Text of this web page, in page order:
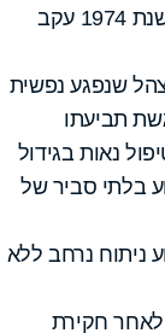
שהוכר כמי שעשה שימוש בסמים מאז שנת 1974 עקב
שנפגע נפשית
תביעתו
נאות בגידול
בלתי סביר של
ניתוח נרחב ללא
חקירת